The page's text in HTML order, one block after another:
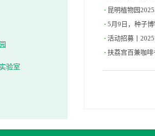
验室
昆明植物园
5月9日，种子
活动招募丨
扶荔宫百兼咖